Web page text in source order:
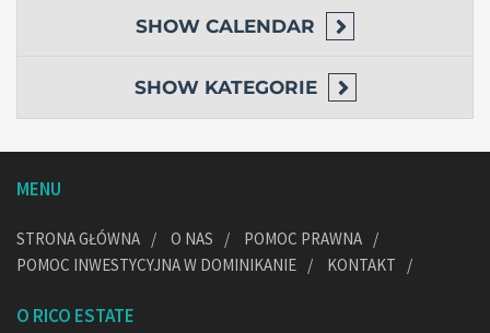
SHOW CALENDAR
SHOW KATEGORIE
MENU
STRONA GŁÓWNA O NAS
POMOC PRAWNA
POMOC INWESTYCYJNA W DOMINIKANIE
KONTAKT
O RICO ESTATE